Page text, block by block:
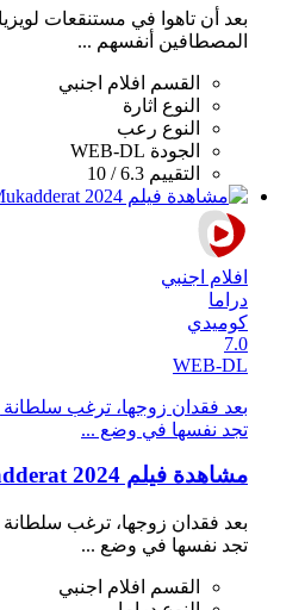
بعد أن تاهوا في مستنقعات
المصطافين أنفسهم ...
القسم
افلام اجنبي
النوع اثارة
النوع رعب
الجودة WEB-DL
التقييم 6.3 / 10
افلام اجنبي
دراما
كوميدي
7.0
WEB-DL
بعد فقدان زوجها، ترغب سلطانة
تجد نفسها في وضع ...
مشاهدة فيلم Mukadderat 2024 مترجم
بعد فقدان زوجها، ترغب سلطانة
تجد نفسها في وضع ...
القسم
افلام اجنبي